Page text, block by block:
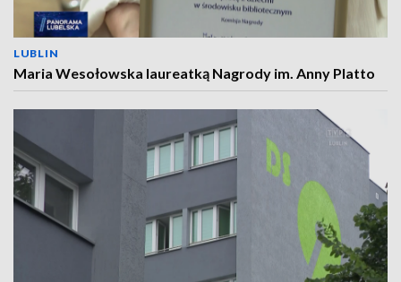
LUBLIN
Maria Wesołowska laureatką Nagrody im. Anny Platto